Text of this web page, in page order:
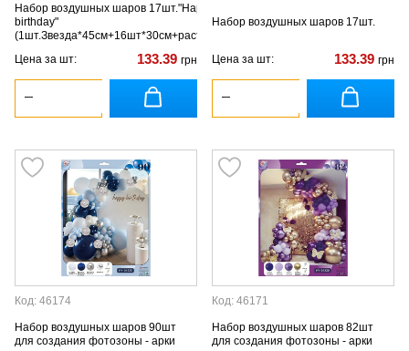
Набор воздушных шаров 17шт."Happy
birthday"
(1шт.Звезда*45см+16шт*30см+растяжка
Цена за шт: 133.39 грн
Набор воздушных шаров 17шт.
Цена за шт: 133.39 грн
Код: 46174
Набор воздушных шаров 90шт
для создания фотозоны - арки
Код: 46171
Набор воздушных шаров 82шт
для создания фотозоны - арки